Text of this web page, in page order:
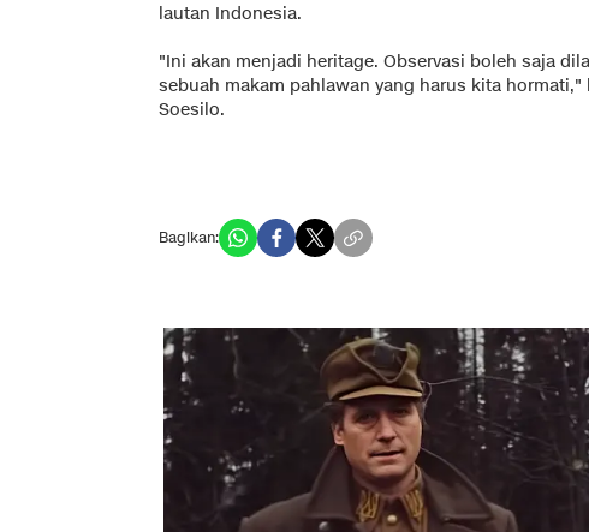
lautan Indonesia.
"Ini akan menjadi heritage. Observasi boleh saja
sebuah makam pahlawan yang harus kita
Soesilo.
Bagikan: